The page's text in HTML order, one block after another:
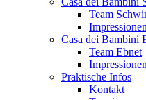
Team
Impressionen
Casa dei Bambini
Team Ebnet
Impressionen
Praktische Infos
Kontakt